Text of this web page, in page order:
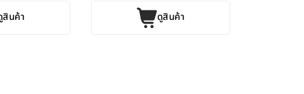
สินค้า ดูสินค้า